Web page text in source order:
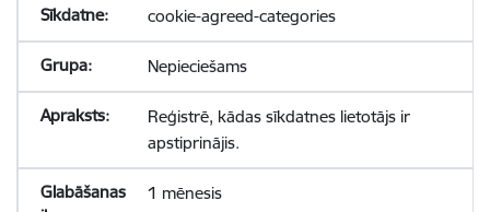
cookie-agreed-categories
Nepieciešams
Reģistrē, kādas sīkdatnes lietotājs ir
apstiprinājis.
1 mēnesis